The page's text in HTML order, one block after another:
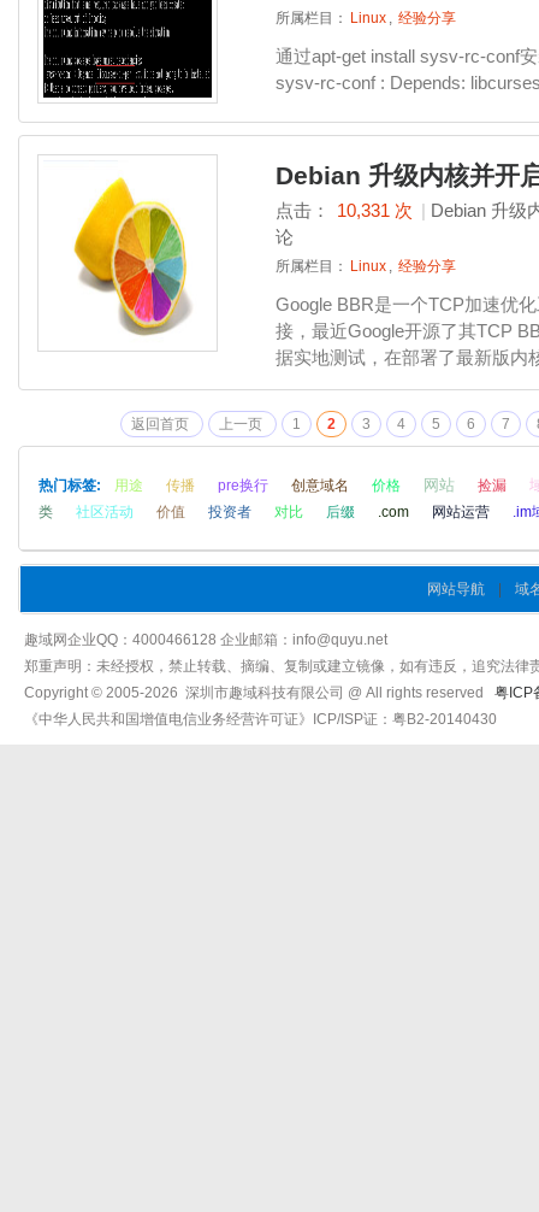
所属栏目： Linux , 经验分享
通过apt-get install sysv-rc-conf
sysv-rc-conf : Depends:
Debian 升级内核并开
点击： 10,331 次 | Debian 升级
论
所属栏目： Linux , 经验分享
Google BBR是一个TCP加速优
接，最近Google开源了其TCP
据实地测试，在部署了最新版内
返回首页 上一页 1 2 3 4 5 6 7
热门标签: 用途 传播 pre换行 创意域名 价格 网站 捡漏
类 社区活动 价值 投资者 对比 后缀 .com 网站运营 .im
网站导航 域
趣域网企业QQ：4000466128 企业邮箱：info@quyu.net
郑重声明：未经授权，禁止转载、摘编、复制或建立镜像，如有违反，追究法律
Copyright © 2005-2026 深圳市趣域科技有限公司 @ All rights reserved 粤ICP
《中华人民共和国增值电信业务经营许可证》ICP/ISP证：粤B2-20140430